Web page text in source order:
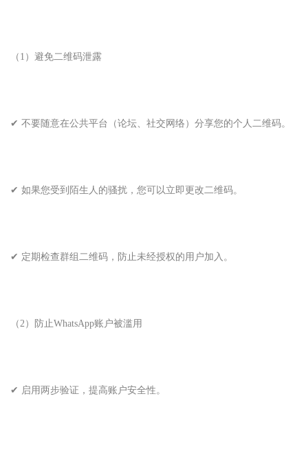
（1）避免二维码泄露
✔ 不要随意在公共平台（论坛、社交网络）分享您的个人二维码。
✔ 如果您受到陌生人的骚扰，您可以立即更改二维码。
✔ 定期检查群组二维码，防止未经授权的用户加入。
（2）防止WhatsApp账户被滥用
✔ 启用两步验证，提高账户安全性。